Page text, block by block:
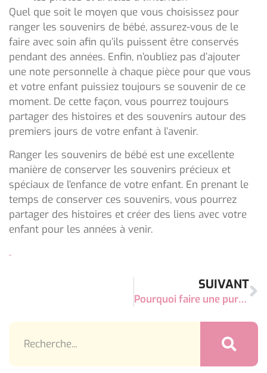
Quel que soit le moyen que vous choisissez pour
ranger les souvenirs de bébé, assurez-vous de le
faire avec soin afin qu’ils puissent être conservés
pendant des années. Enfin, n’oubliez pas d’ajouter
une note personnelle à chaque pièce pour que vous
et votre enfant puissiez toujours se souvenir de ce
moment. De cette façon, vous pourrez toujours
partager des histoires et des souvenirs autour des
premiers jours de votre enfant à l’avenir.
Ranger les souvenirs de bébé est une excellente
manière de conserver les souvenirs précieux et
spéciaux de l’enfance de votre enfant. En prenant le
temps de conserver ces souvenirs, vous pourrez
partager des histoires et créer des liens avec votre
enfant pour les années à venir.
light
and
SUIVANT
Pourquoi faire une puree aubergine bebe ?